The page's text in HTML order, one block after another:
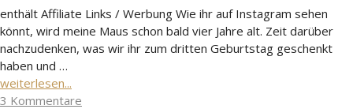
enthält Affiliate Links / Werbung Wie ihr auf Instagram sehen
könnt, wird meine Maus schon bald vier Jahre alt. Zeit darüber
nachzudenken, was wir ihr zum dritten Geburtstag geschenkt
haben und …
weiterlesen...
3 Kommentare